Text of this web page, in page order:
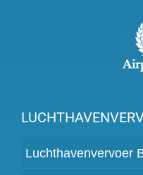
Luchthavenvervoer